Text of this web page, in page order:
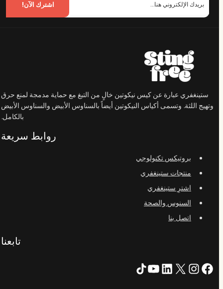
اشترك الآن!
ستينغفري عبارة عن كيس نيكوتين خالٍ من التبغ مع حماية مدمجة لمنع حرق
وتهيج اللثة. وتسمى أكياس النيكوتين أيضاً بالسناوس الأبيض والسناوس الأبيض
بالكامل.
روابط سريعة
بروتيكس تكنولوجي
منتجات ستينغفري
اشترِ ستينغفري
السنوس والصحة
اتصل بنا
تابعنا
فيسبوك
انستقرام
X لينكد إنيوتيوب
تيك توك